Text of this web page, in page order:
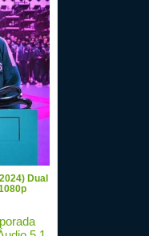
Dual